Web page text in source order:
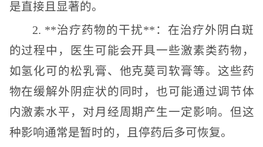
是直接且显著的。
2. **治疗药物的干扰**：在治疗外阴白斑
的过程中，医生可能会开具一些激素类药物，
如氢化可的松乳膏、他克莫司软膏等。这些药
物在缓解外阴症状的同时，也可能通过调节体
内激素水平，对月经周期产生一定影响。但这
种影响通常是暂时的，且停药后多可恢复。